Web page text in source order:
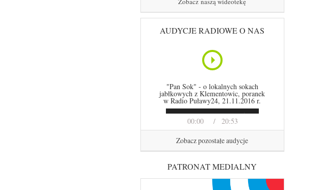
AUDYCJE RADIOWE O NAS
00:00 20:53
"Pan Sok" - o lokalnych sokach
jabłkowych z Klementowic, poranek
w Radio Puławy24, 21.11.2016 r.
Zobacz pozostałe audycje
PATRONAT MEDIALNY